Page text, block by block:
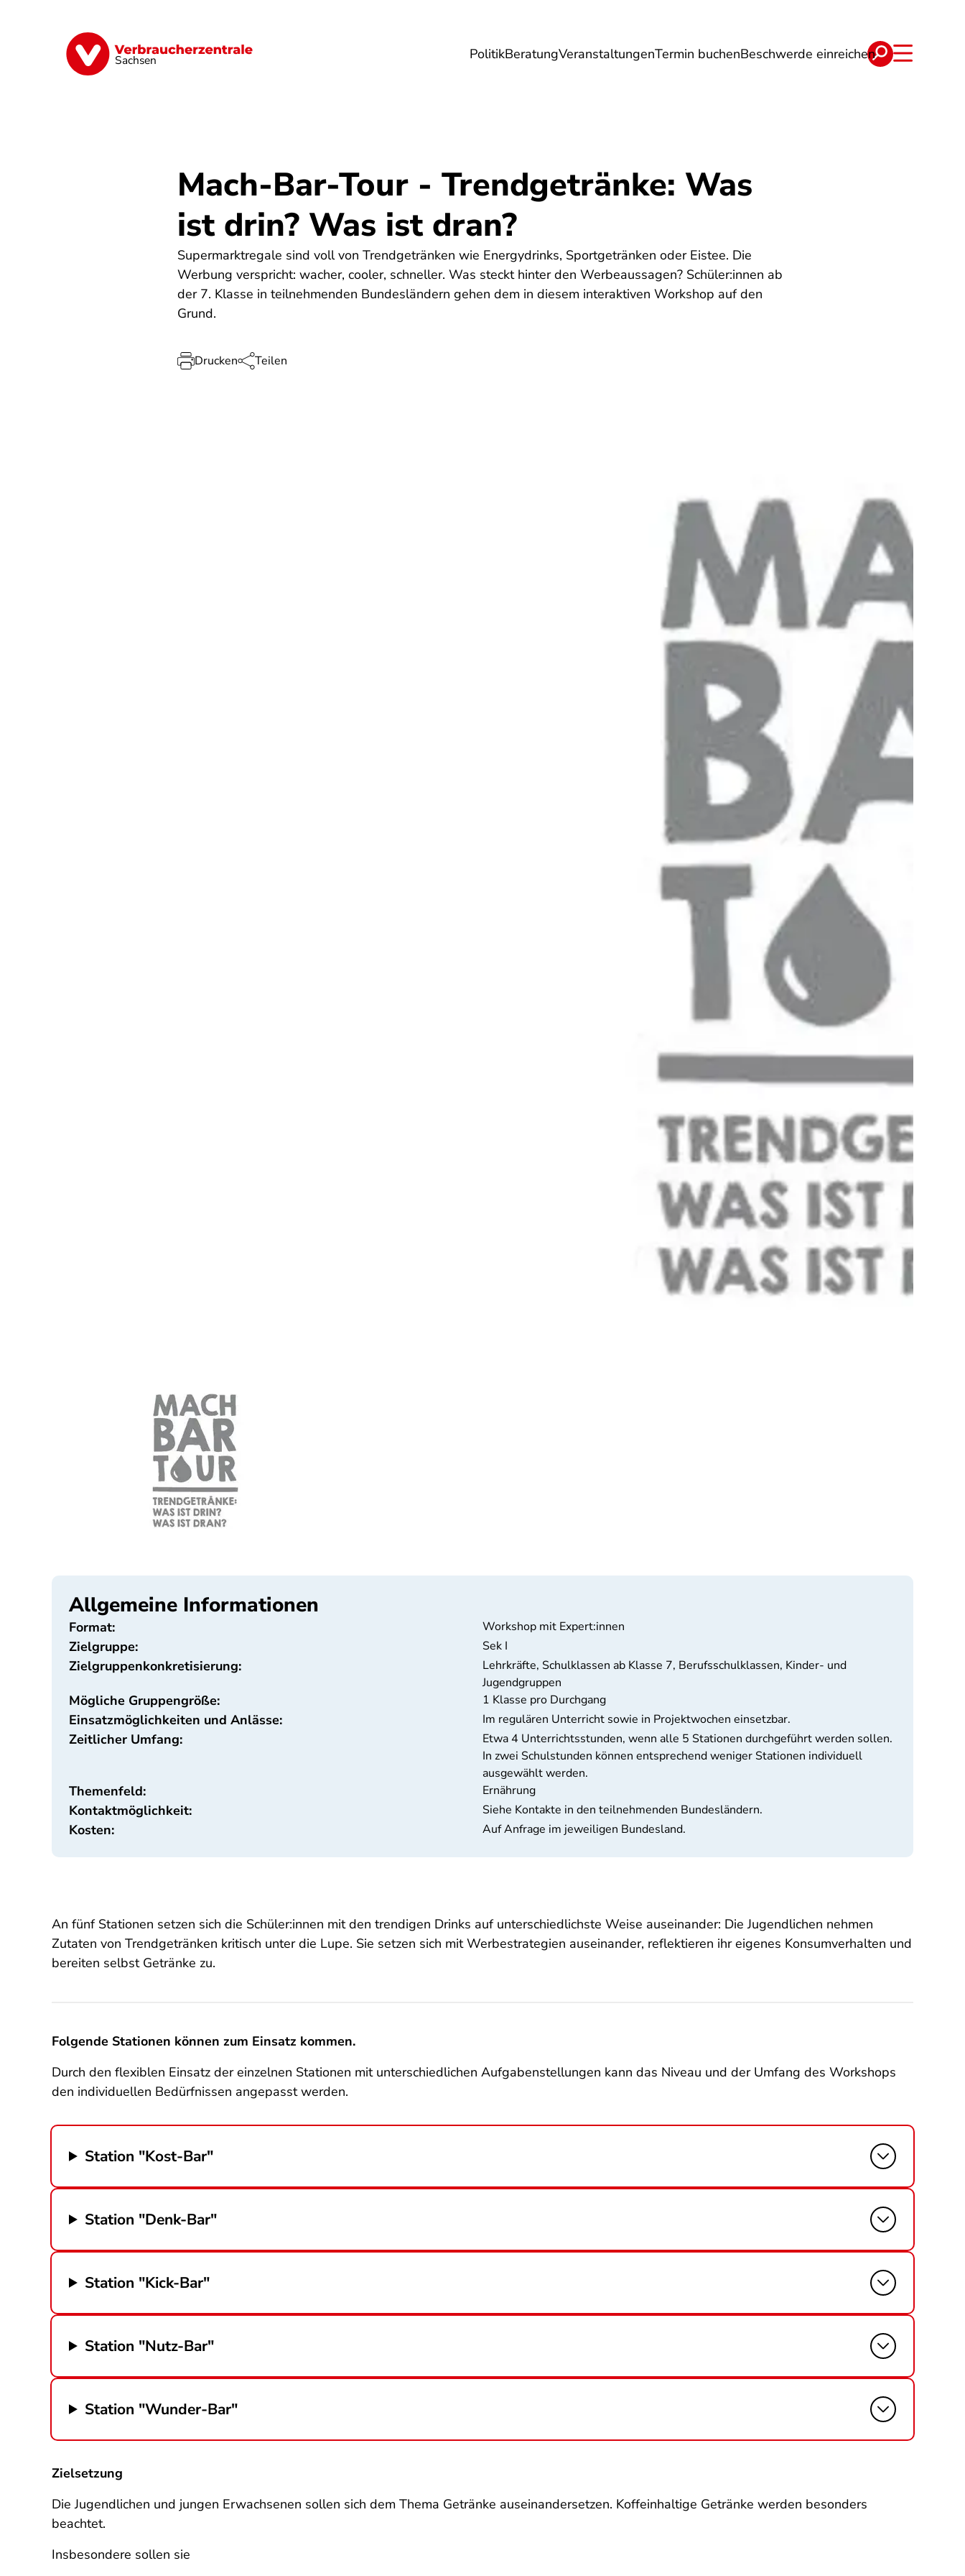
Sachsen PolitikBeratungVeranstaltungenTermin buchenBeschwerde einreichen
Vorsorge Verträge Geld & Versicherungen Digitales Energie & Wohnen Lebensmittel & Ernährung
Mach-Bar-Tour - Trendgetränke: Was
ist drin? Was ist dran?
Supermarktregale sind voll von Trendgetränken wie Energydrinks, Sportgetränken oder Eistee. Die
Werbung verspricht: wacher, cooler, schneller. Was steckt hinter den Werbeaussagen? Schüler:innen ab
der 7. Klasse in teilnehmenden Bundesländern gehen dem in diesem interaktiven Workshop auf den
Grund.
Drucken Teilen
Allgemeine Informationen
Format: Workshop mit Expert:innen
Zielgruppe: Sek I
Zielgruppenkonkretisierung:
Lehrkräfte, Schulklassen ab Klasse 7, Berufsschulklassen, Kinder- und
Jugendgruppen
Mögliche Gruppengröße: 1 Klasse pro Durchgang
Einsatzmöglichkeiten und Anlässe: Im regulären Unterricht sowie in Projektwochen einsetzbar.
Zeitlicher Umfang:
Etwa 4 Unterrichtsstunden, wenn alle 5 Stationen durchgeführt werden sollen.
In zwei Schulstunden können entsprechend weniger Stationen individuell
ausgewählt werden.
Themenfeld: Ernährung
Kontaktmöglichkeit: Siehe Kontakte in den teilnehmenden Bundesländern.
Kosten: Auf Anfrage im jeweiligen Bundesland.
An fünf Stationen setzen sich die Schüler:innen mit den trendigen Drinks auf unterschiedlichste Weise auseinander: Die Jugendlichen nehmen
Zutaten von Trendgetränken kritisch unter die Lupe. Sie setzen sich mit Werbestrategien auseinander, reflektieren ihr eigenes Konsumverhalten und
bereiten selbst Getränke zu.
Folgende Stationen können zum Einsatz kommen.
Durch den flexiblen Einsatz der einzelnen Stationen mit unterschiedlichen Aufgabenstellungen kann das Niveau und der Umfang des Workshops
den individuellen Bedürfnissen angepasst werden.
Station "Kost-Bar"
Station "Denk-Bar"
Station "Kick-Bar"
Station "Nutz-Bar"
Station "Wunder-Bar"
Zielsetzung
Die Jugendlichen und jungen Erwachsenen sollen sich dem Thema Getränke auseinandersetzen. Koffeinhaltige Getränke werden besonders
beachtet.
Insbesondere sollen sie